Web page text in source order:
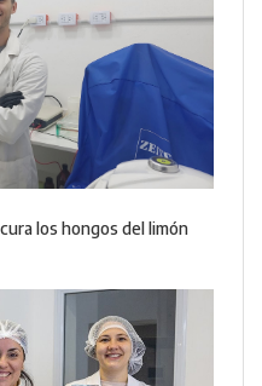
los hongos del limón